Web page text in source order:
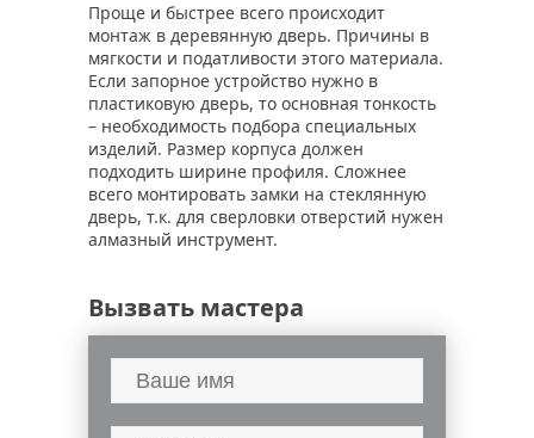
Проще и быстрее всего происходит
монтаж в деревянную дверь. Причины в
мягкости и податливости этого материала.
Если запорное устройство нужно в
пластиковую дверь, то основная тонкость
– необходимость подбора специальных
изделий. Размер корпуса должен
подходить ширине профиля. Сложнее
всего монтировать замки на стеклянную
дверь, т.к. для сверловки отверстий нужен
алмазный инструмент.
Вызвать мастера